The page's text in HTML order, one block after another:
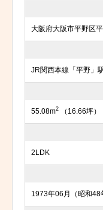
大阪府大阪市平野区
JR関西本線「平野
55.08m2 （16.66坪）
2LDK
1973年06月（昭和48